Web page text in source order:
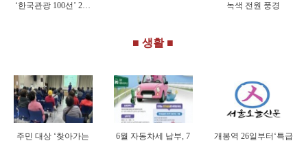
‘한국관광 100선’ 2회
녹색 전원 풍경
■ 생활 ■
주민 대상 ‘찾아가는
6월 자동차세 납부, 7
개봉역 26일부터‘특급